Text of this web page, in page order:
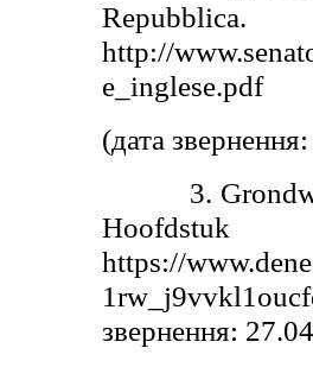
http://
e_inglese.pdf
(дата
3. Grondwet
https://
звернення: